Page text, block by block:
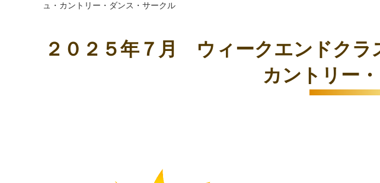
ュ・カントリー・ダンス・サークル
２０２５年７月 ウィークエンドク
カントリー